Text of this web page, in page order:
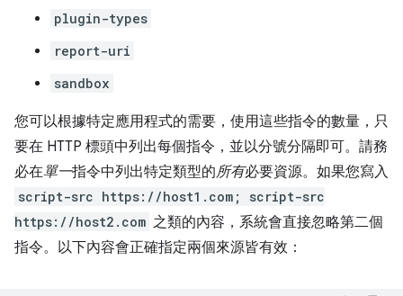
plugin-types
report-uri
sandbox
您可以根據特定應用程式的需要，使用這些指令的數量，只
要在 HTTP 標頭中列出每個指令，並以分號分隔即可。請務
必在單一指令中列出特定類型的所有必要資源。如果您寫入
script-src https://host1.com; script-src
https://host2.com 之類的內容，系統會直接忽略第二個
指令。以下內容會正確指定兩個來源皆有效：